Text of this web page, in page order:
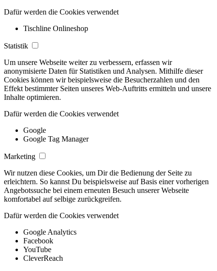
Dafür werden die Cookies verwendet
Tischline Onlineshop
Statistik
Um unsere Webseite weiter zu verbessern, erfassen wir
anonymisierte Daten für Statistiken und Analysen. Mithilfe dieser
Cookies können wir beispielsweise die Besucherzahlen und den
Effekt bestimmter Seiten unseres Web-Auftritts ermitteln und unsere
Inhalte optimieren.
Dafür werden die Cookies verwendet
Google
Google Tag Manager
Marketing
Wir nutzen diese Cookies, um Dir die Bedienung der Seite zu
erleichtern. So kannst Du beispielsweise auf Basis einer vorherigen
Angebotssuche bei einem erneuten Besuch unserer Webseite
komfortabel auf selbige zurückgreifen.
Dafür werden die Cookies verwendet
Google Analytics
Facebook
YouTube
CleverReach